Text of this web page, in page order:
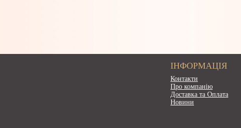
ІНФОРМАЦІЯ
Контакти
Про компанію
Доставка та Оплата
Новини